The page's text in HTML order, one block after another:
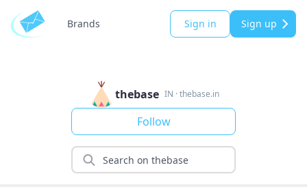
Brands Sign in Sign up
thebase IN ·thebase.in
Follow